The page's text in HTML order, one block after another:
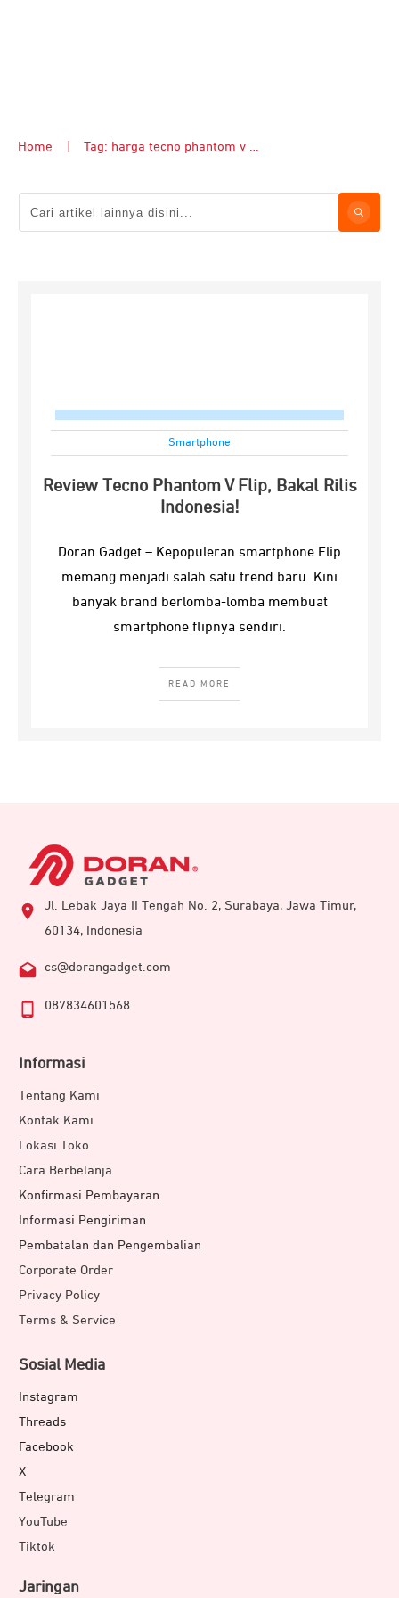
Home Tag: harga tecno phantom v flip
Smartphone
Review Tecno Phantom V Flip, Bakal Rilis
Indonesia!
Doran Gadget – Kepopuleran smartphone Flip
memang menjadi salah satu trend baru. Kini
banyak brand berlomba-lomba membuat
smartphone flipnya sendiri.
READ MORE
Jl. Lebak Jaya II Tengah No. 2, Surabaya, Jawa Timur,
60134, Indonesia
cs@dorangadget.com
087834601568
Informasi
Tentang Kami
Kontak Kami
Lokasi Toko
Cara Berbelanja
Konfirmasi Pembayaran
Informasi Pengiriman
Pembatalan dan Pengembalian
Corporate Order
Privacy Policy
Terms & Service
Sosial Media
Instagram
Threads
Facebook
X
Telegram
YouTube
Tiktok
Jaringan